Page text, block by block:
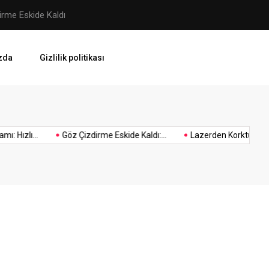
Eskide Kaldı Cinsel Saldırı Suçu ve
Gizlilik politikası
Hızlı... Göz Çizdirme Eskide Kaldı:... Lazerden Korktuğunuz
eksozom
eksozom
yaptıranların
zekat
hesaplama
zenci
örgüsü
Oto